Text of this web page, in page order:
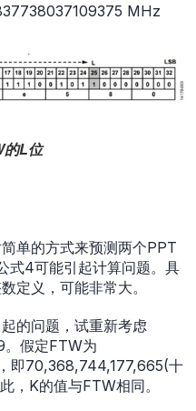
MHz
的L位
单的方式来预测两个PPT
式4可能引起计算问题。具
定义，可能非常大。
的问题，试重新考虑
。假定FTW为
即70,368,744,177,665(十
，K的值与FTW相同。